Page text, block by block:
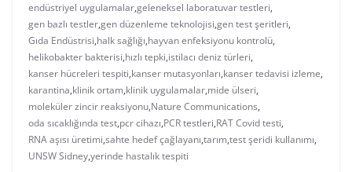
endüstriyel uygulamalar,geleneksel laboratuvar testleri,
gen bazlı testler,gen düzenleme teknolojisi,gen test şeritleri,
Gıda Endüstrisi,halk sağlığı,hayvan enfeksiyonu kontrolü,
helikobakter bakterisi,hızlı tepki,istilacı deniz türleri,
kanser hücreleri tespiti,kanser mutasyonları,kanser tedavisi izleme,
karantina,klinik ortam,klinik uygulamalar,mide ülseri,
moleküler zincir reaksiyonu,Nature Communications,
oda sıcaklığında test,pcr cihazı,PCR testleri,RAT Covid testi,
RNA aşısı üretimi,sahte hedef çağlayanı,tarım,test şeridi kullanımı,
UNSW Sidney,yerinde hastalık tespiti